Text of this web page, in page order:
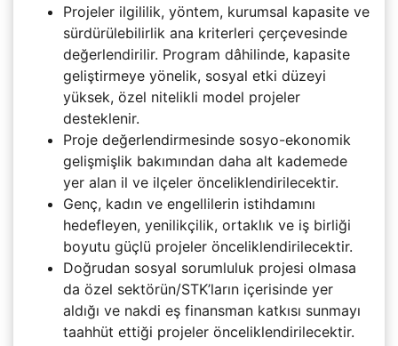
Projeler ilgililik, yöntem, kurumsal kapasite ve
sürdürülebilirlik ana kriterleri çerçevesinde
değerlendirilir. Program dâhilinde, kapasite
geliştirmeye yönelik, sosyal etki düzeyi
yüksek, özel nitelikli model projeler
desteklenir.
Proje değerlendirmesinde sosyo-ekonomik
gelişmişlik bakımından daha alt kademede
yer alan il ve ilçeler önceliklendirilecektir.
Genç, kadın ve engellilerin istihdamını
hedefleyen, yenilikçilik, ortaklık ve iş birliği
boyutu güçlü projeler önceliklendirilecektir.
Doğrudan sosyal sorumluluk projesi olmasa
da özel sektörün/STK’ların içerisinde yer
aldığı ve nakdi eş finansman katkısı sunmayı
taahhüt ettiği projeler önceliklendirilecektir.